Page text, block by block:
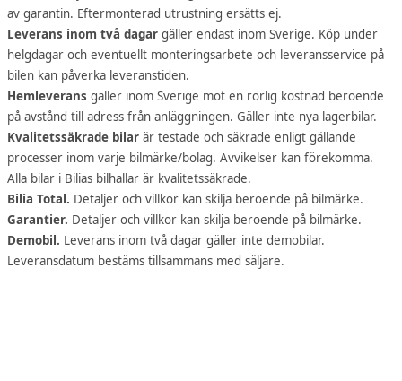
av garantin. Eftermonterad utrustning ersätts ej.
Leverans inom två dagar gäller endast inom Sverige. Köp under
helgdagar och eventuellt monteringsarbete och leveransservice på
bilen kan påverka leveranstiden.
Hemleverans gäller inom Sverige mot en rörlig kostnad beroende
på avstånd till adress från anläggningen. Gäller inte nya lagerbilar.
Kvalitetssäkrade bilar är testade och säkrade enligt gällande
processer inom varje bilmärke/bolag. Avvikelser kan förekomma.
Alla bilar i Bilias bilhallar är kvalitetssäkrade.
Bilia Total. Detaljer och villkor kan skilja beroende på bilmärke.
Garantier. Detaljer och villkor kan skilja beroende på bilmärke.
Demobil. Leverans inom två dagar gäller inte demobilar.
Leveransdatum bestäms tillsammans med säljare.